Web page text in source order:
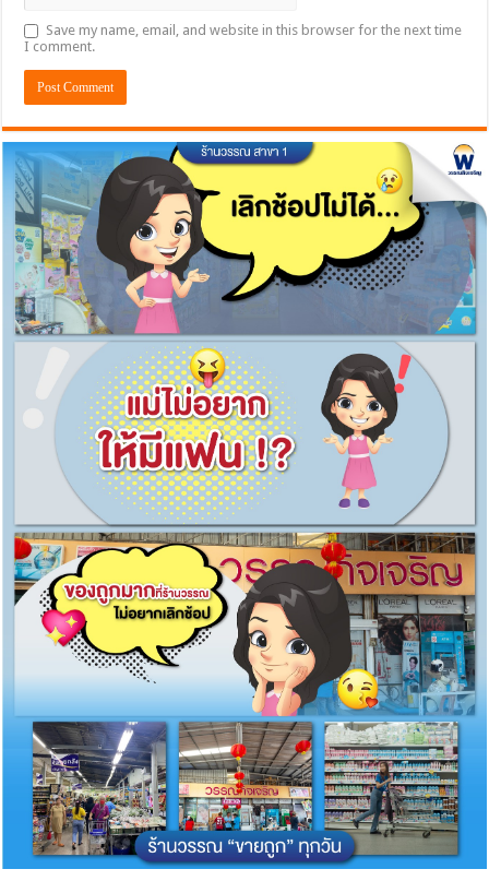
Save my name, email, and website in this browser for the next time
I comment.